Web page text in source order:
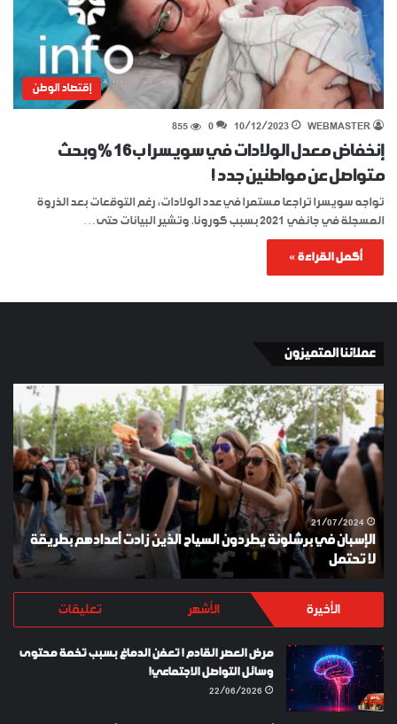
إقتصاد الوطن
WEBMASTER
10/12/2023
0
855
إنخفاض معدل الولادات في سويسرا ب16 % وبحث
متواصل عن مواطنين جدد !
تواجه سويسرا تراجعا مستمرا في عدد الولادات، رغم التوقعات بعد الذروة
المسجلة في جانفي 2021 بسبب كورونا. وتشير البيانات حتى…
أكمل القراءة »
عملائنا المتميزون
الإسبان
في
برشلونة
يطردون
السياح
الذين
زادت
أعدادهم
بطريقة
تحتمل
21/07/2024
الإسبان في برشلونة يطردون السياح الذين زادت أعدادهم بطريقة
لا تحتمل
الأخيرة الأشهر تعليقات
مرض العصر القادم ! تعفن الدماغ بسبب تخمة محتوى
وسائل التواصل الاجتماعي!
22/06/2026